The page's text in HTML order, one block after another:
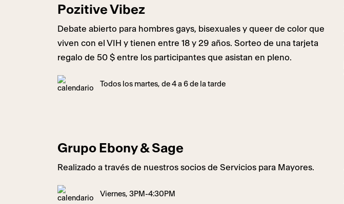
Pozitive Vibez
Debate abierto para hombres gays, bisexuales y queer de color que
viven con el VIH y tienen entre 18 y 29 años. Sorteo de una tarjeta
regalo de 50 $ entre los participantes que asistan en pleno.
Todos los martes, de 4 a 6 de la tarde
Grupo Ebony & Sage
Realizado a través de nuestros socios de Servicios para Mayores.
Viernes, 3PM-4:30PM